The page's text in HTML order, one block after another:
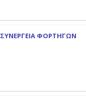
ΣΥΝΕΡΓΕΙΑ ΦΟΡΤΗΓΩΝ